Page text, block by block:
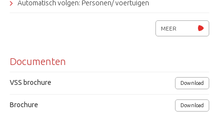
Automatisch volgen: Personen/ voertuigen
Pan-Tilt snelheid: 80° - 120°/sec
IR leds max. 100 meter (Smart-IR)
300 pre-sets, 8x toeren, 4 patronen
MEER
Documenten
VSS brochure Download
Brochure Download